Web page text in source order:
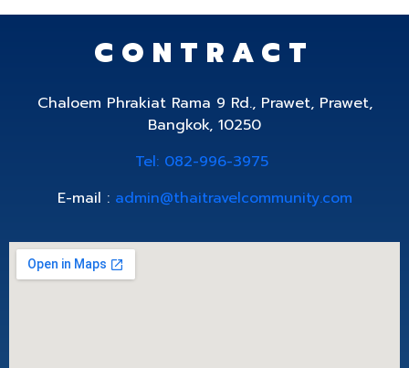
CONTRACT
Chaloem Phrakiat Rama 9 Rd., Prawet, Prawet,
Bangkok, 10250
Tel: 082-996-3975
E-mail : admin@thaitravelcommunity.com